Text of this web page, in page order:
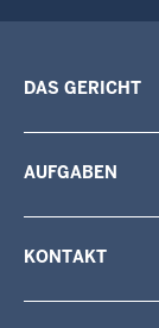
DAS GERICHT
AUFGABEN
KONTAKT